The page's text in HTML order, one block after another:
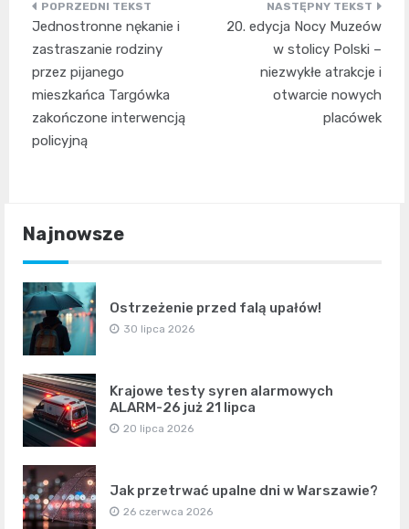
Nawigacja
wpisu
Jednostronne nękanie i
zastraszanie rodziny
przez pijanego
mieszkańca Targówka
zakończone interwencją
policyjną
20. edycja Nocy Muzeów
w stolicy Polski –
niezwykłe atrakcje i
otwarcie nowych
placówek
Najnowsze
Ostrzeżenie przed falą upałów!
30 lipca 2026
Krajowe testy syren alarmowych
ALARM-26 już 21 lipca
20 lipca 2026
Jak przetrwać upalne dni w Warszawie?
26 czerwca 2026